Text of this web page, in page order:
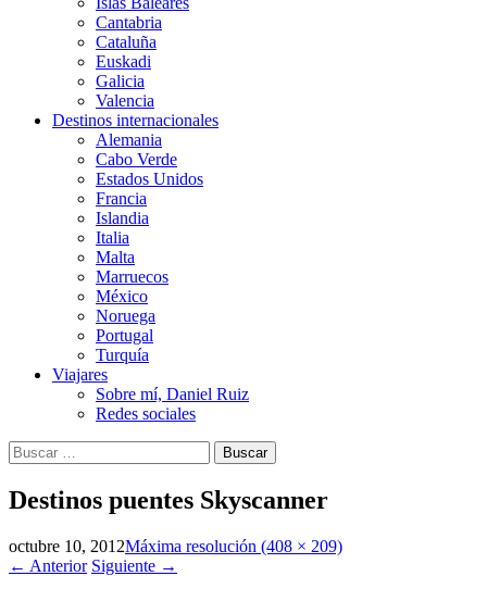
Cantabria
Cataluña
Euskadi
Galicia
Valencia
Destinos internacionales
Alemania
Cabo Verde
Estados Unidos
Francia
Islandia
Italia
Malta
Marruecos
México
Noruega
Portugal
Turquía
Viajares
Sobre mí, Daniel Ruiz
Redes sociales
Buscar:
Destinos puentes Skyscanner
octubre 10, 2012Máxima resolución (408 × 209)
← Anterior Siguiente →